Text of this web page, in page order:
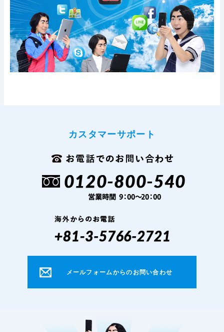
カスタマーサポート
メールフォームからのお問い合わせ